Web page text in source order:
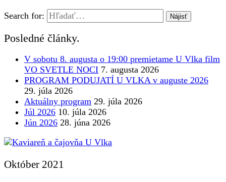
Search for:
Posledné články.
V sobotu 8. augusta o 19:00 premietame U Vlka film
VO SVETLE NOCI 7. augusta 2026
PROGRAM PODUJATÍ U VLKA v auguste 2026
29. júla 2026
Aktuálny program 29. júla 2026
Júl 2026 10. júla 2026
Jún 2026 28. júna 2026
Október 2021